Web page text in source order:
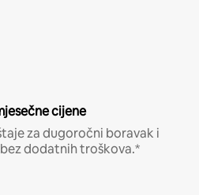
cijene
za dugoročni boravak i
dodatnih troškova.*